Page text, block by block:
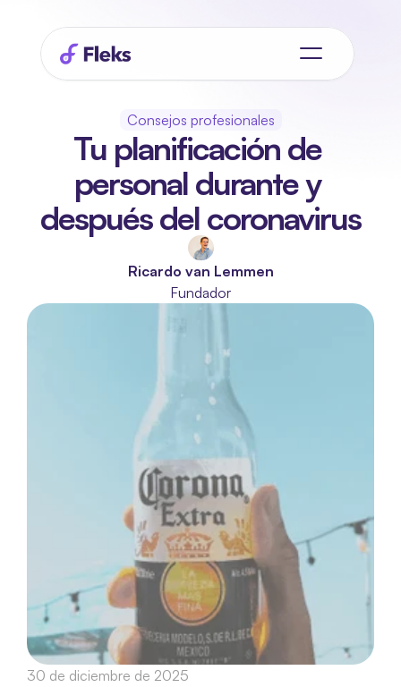
Consejos profesionales
Tu planificación de
personal durante y
después del coronavirus
Ricardo van Lemmen
Fundador
30 de diciembre de 2025